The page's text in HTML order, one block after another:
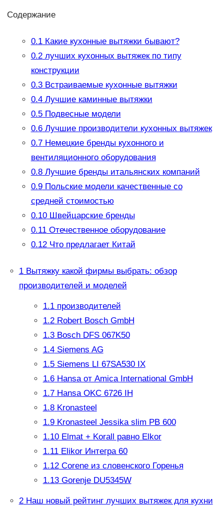
Содержание
0.1Какие кухонные вытяжки бывают?
0.2лучших кухонных вытяжек по типу
конструкции
0.3Встраиваемые кухонные вытяжки
0.4Лучшие каминные вытяжки
0.5Подвесные модели
0.6Лучшие производители кухонных вытяжек
0.7Немецкие бренды кухонного и
вентиляционного оборудования
0.8Лучшие бренды итальянских компаний
0.9Польские модели качественные со
средней стоимостью
0.10Швейцарские бренды
0.11Отечественное оборудование
0.12Что предлагает Китай
1Вытяжку какой фирмы выбрать: обзор
производителей и моделей
1.1производителей
1.2Robert Bosch GmbH
1.3Bosch DFS 067K50
1.4Siemens AG
1.5Siemens LI 67SA530 IX
1.6Hansa от Amica International GmbH
1.7Hansa OKC 6726 IH
1.8Kronasteel
1.9Kronasteel Jessika slim PB 600
1.10Elmat + Korall равно Elkor
1.11Elikor Интегра 60
1.12Corene из словенского Горенья
1.13Gorenje DU5345W
2Наш новый рейтинг лучших вытяжек для кухни